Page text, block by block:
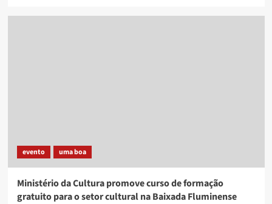
evento uma boa
Ministério da Cultura promove curso de formação
gratuito para o setor cultural na Baixada Fluminense